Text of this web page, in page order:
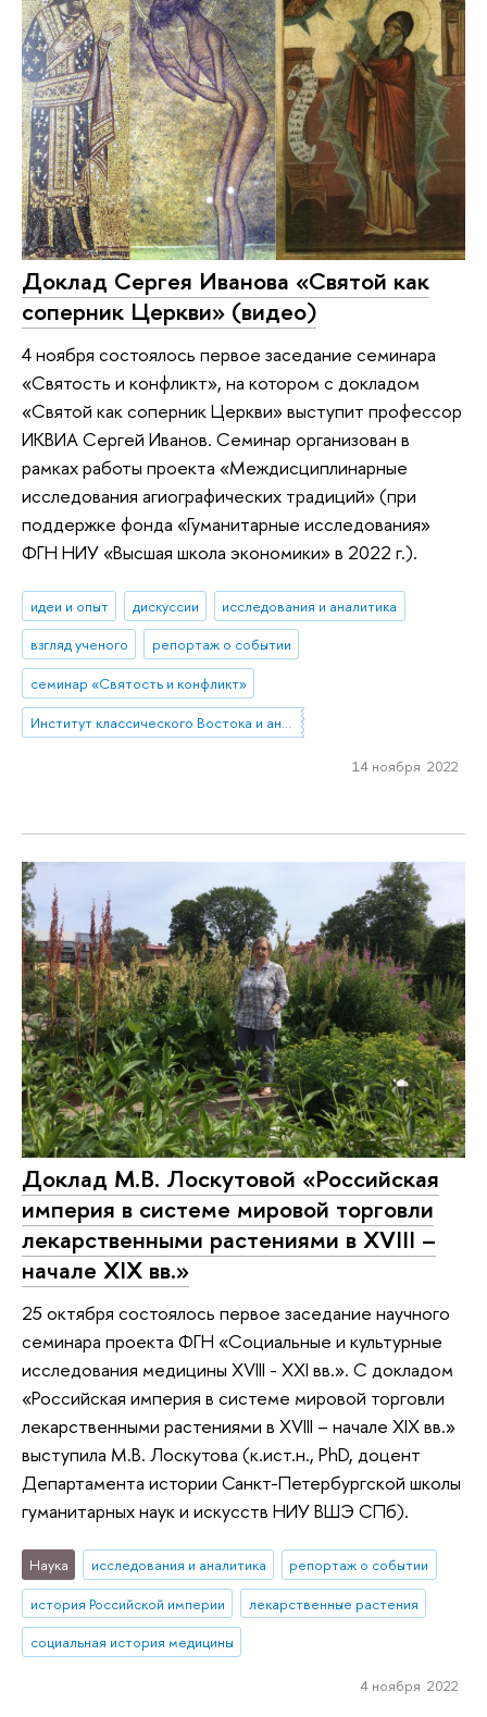
Доклад Сергея Иванова «Святой как
соперник Церкви» (видео)
4 ноября состоялось первое заседание семинара
«Святость и конфликт», на котором с докладом
«Святой как соперник Церкви» выступит профессор
ИКВИА Сергей Иванов. Семинар организован в
рамках работы проекта «Междисциплинарные
исследования агиографических традиций» (при
поддержке фонда «Гуманитарные исследования»
ФГН НИУ «Высшая школа экономики» в 2022 г.).
идеи и опыт дискуссии
исследования и аналитика
взгляд ученого
репортаж о событии
семинар «Святость и конфликт»
Институт классического Востока и античности
14 ноября 2022
Доклад М.В. Лоскутовой «Российская
империя в системе мировой торговли
лекарственными растениями в XVIII –
начале XIX вв.»
25 октября состоялось первое заседание научного
семинара проекта ФГН «Социальные и культурные
исследования медицины XVIII - XXI вв.». С докладом
«Российская империя в системе мировой торговли
лекарственными растениями в XVIII – начале XIX вв.»
выступила М.В. Лоскутова (к.ист.н., PhD, доцент
Департамента истории Санкт-Петербургской школы
гуманитарных наук и искусств НИУ ВШЭ СПб).
Наука исследования и аналитика
репортаж о событии
история Российской империи
лекарственные растения
социальная история медицины
4 ноября 2022